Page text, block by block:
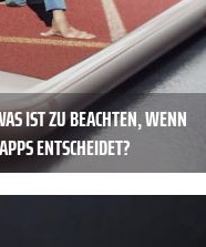
IST ZU BEACHTEN, WENN
ENTSCHEIDET?